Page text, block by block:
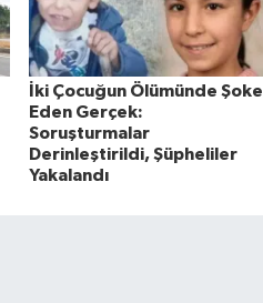
İki Çocuğun Ölümünde Şoke
Eden Gerçek:
Soruşturmalar
Derinleştirildi, Şüpheliler
Yakalandı